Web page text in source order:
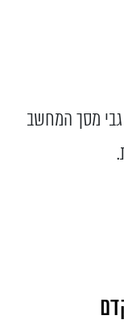
גבי מסך המחשב